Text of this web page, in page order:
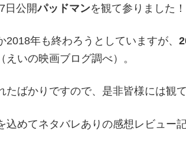
日公開パッドマンを観て参りました！
2018年も終わろうとしていますが、
えいの映画ブログ調べ）。
たばかりですので、是非皆様には観
込めてネタバレありの感想レビュー